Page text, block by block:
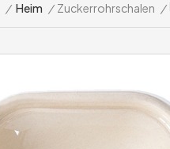
/ Heim / Zuckerrohrschalen /